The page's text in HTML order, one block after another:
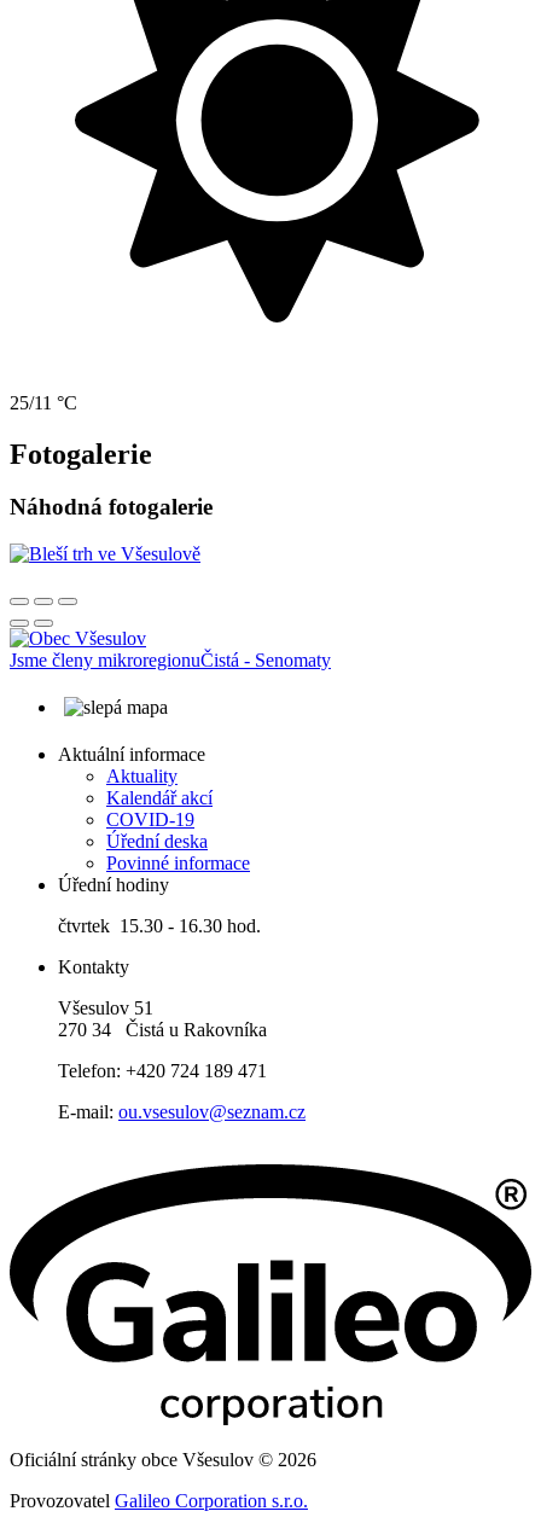
25/11 °C
Fotogalerie
Náhodná fotogalerie
Jsme členy mikroregionuČistá - Senomaty
Aktuální informace
Aktuality
Kalendář akcí
COVID-19
Úřední deska
Povinné informace
Úřední hodiny
čtvrtek 15.30 - 16.30 hod.
Kontakty
Všesulov 51
270 34 Čistá u Rakovníka
Telefon: +420 724 189 471
E-mail: ou.vsesulov@seznam.cz
Oficiální stránky obce Všesulov © 2026
Provozovatel Galileo Corporation s.r.o.